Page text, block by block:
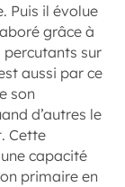
Puis il évolue
grâce à
sur
aussi par ce
son
d’autres le
Cette
capacité
primaire en